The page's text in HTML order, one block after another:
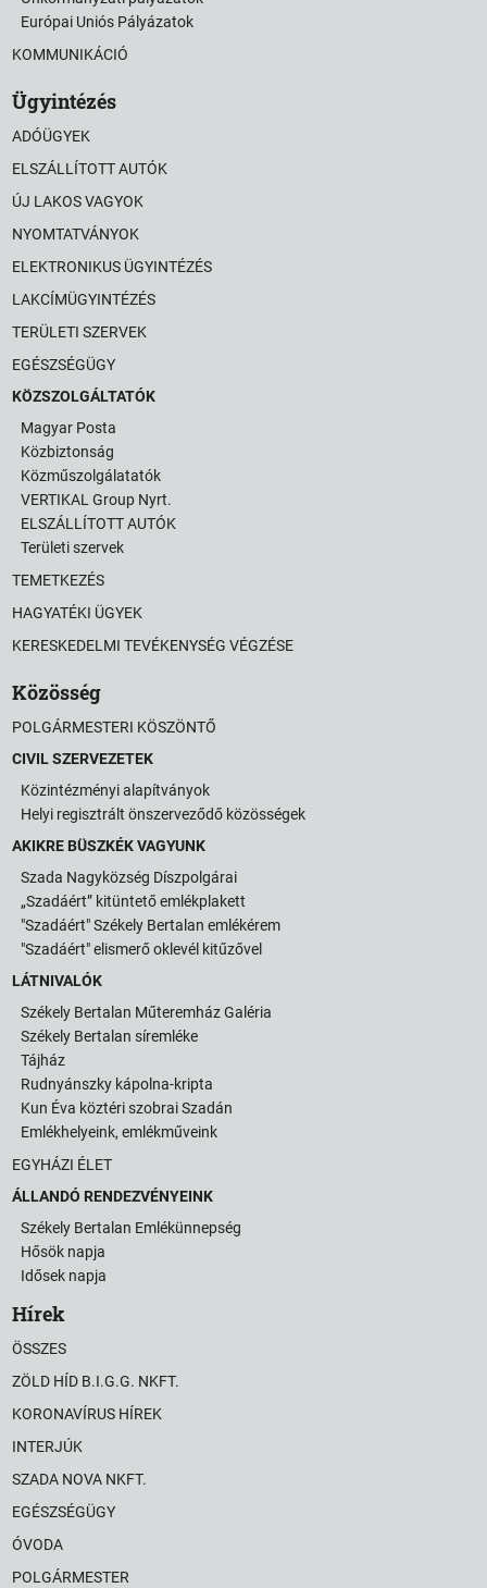
Európai Uniós Pályázatok
KOMMUNIKÁCIÓ
Ügyintézés
ADÓÜGYEK
ELSZÁLLÍTOTT AUTÓK
ÚJ LAKOS VAGYOK
NYOMTATVÁNYOK
ELEKTRONIKUS ÜGYINTÉZÉS
LAKCÍMÜGYINTÉZÉS
TERÜLETI SZERVEK
EGÉSZSÉGÜGY
KÖZSZOLGÁLTATÓK
Magyar Posta
Közbiztonság
Közműszolgálatatók
VERTIKAL Group Nyrt.
ELSZÁLLÍTOTT AUTÓK
Területi szervek
TEMETKEZÉS
HAGYATÉKI ÜGYEK
KERESKEDELMI TEVÉKENYSÉG VÉGZÉSE
Közösség
POLGÁRMESTERI KÖSZÖNTŐ
CIVIL SZERVEZETEK
Közintézményi alapítványok
Helyi regisztrált önszerveződő közösségek
AKIKRE BÜSZKÉK VAGYUNK
Szada Nagyközség Díszpolgárai
„Szadáért” kitüntető emlékplakett
"Szadáért" Székely Bertalan emlékérem
"Szadáért" elismerő oklevél kitűzővel
LÁTNIVALÓK
Székely Bertalan Műteremház Galéria
Székely Bertalan síremléke
Tájház
Rudnyánszky kápolna-kripta
Kun Éva köztéri szobrai Szadán
Emlékhelyeink, emlékműveink
EGYHÁZI ÉLET
ÁLLANDÓ RENDEZVÉNYEINK
Székely Bertalan Emlékünnepség
Hősök napja
Idősek napja
Hírek
ÖSSZES
ZÖLD HÍD B.I.G.G. NKFT.
KORONAVÍRUS HÍREK
INTERJÚK
SZADA NOVA NKFT.
EGÉSZSÉGÜGY
ÓVODA
POLGÁRMESTER